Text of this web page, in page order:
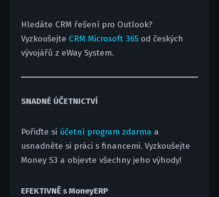
Hledáte CRM řešení pro Outlook?
Vyzkoušejte CRM Microsoft 365od českých
vývojářů z eWay System.
SNADNÉ ÚČETNICTVÍ
Pořiďte si účetní program zdarma a
usnadněte si práci s financemi. Vyzkoušejte
Money S3 a objevte všechny jeho výhody!
EFEKTIVNĚ s MoneyERP